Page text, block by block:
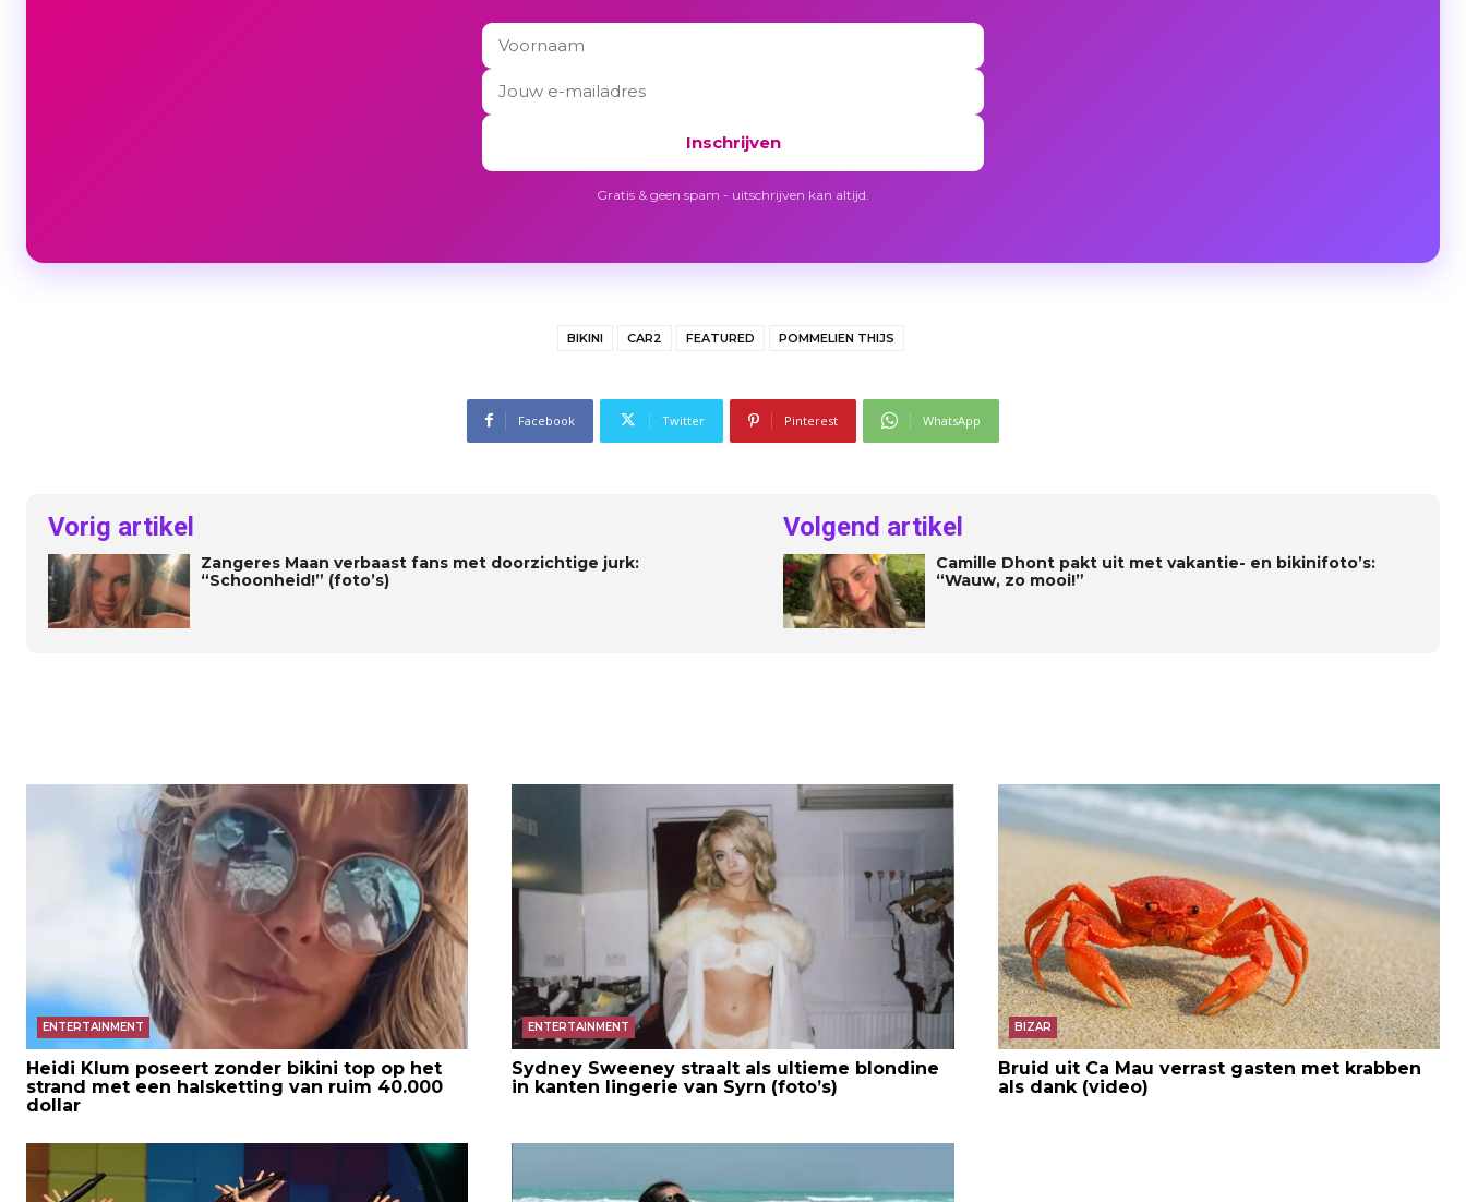
Inschrijven
Gratis & geen spam - uitschrijven kan altijd.
BIKINI CAR2 FEATURED POMMELIEN THIJS
Facebook Twitter Pinterest WhatsApp
Vorig artikel
Zangeres Maan verbaast fans met doorzichtige jurk:
“Schoonheid!” (foto’s)
Volgend artikel
Camille Dhont pakt uit met vakantie- en bikinifoto’s:
“Wauw, zo mooi!”
ENTERTAINMENT
Heidi Klum poseert zonder bikini top op het
strand met een halsketting van ruim 40.000
dollar
ENTERTAINMENT
Sydney Sweeney straalt als ultieme blondine
in kanten lingerie van Syrn (foto’s)
BIZAR
Bruid uit Ca Mau verrast gasten met krabben
als dank (video)